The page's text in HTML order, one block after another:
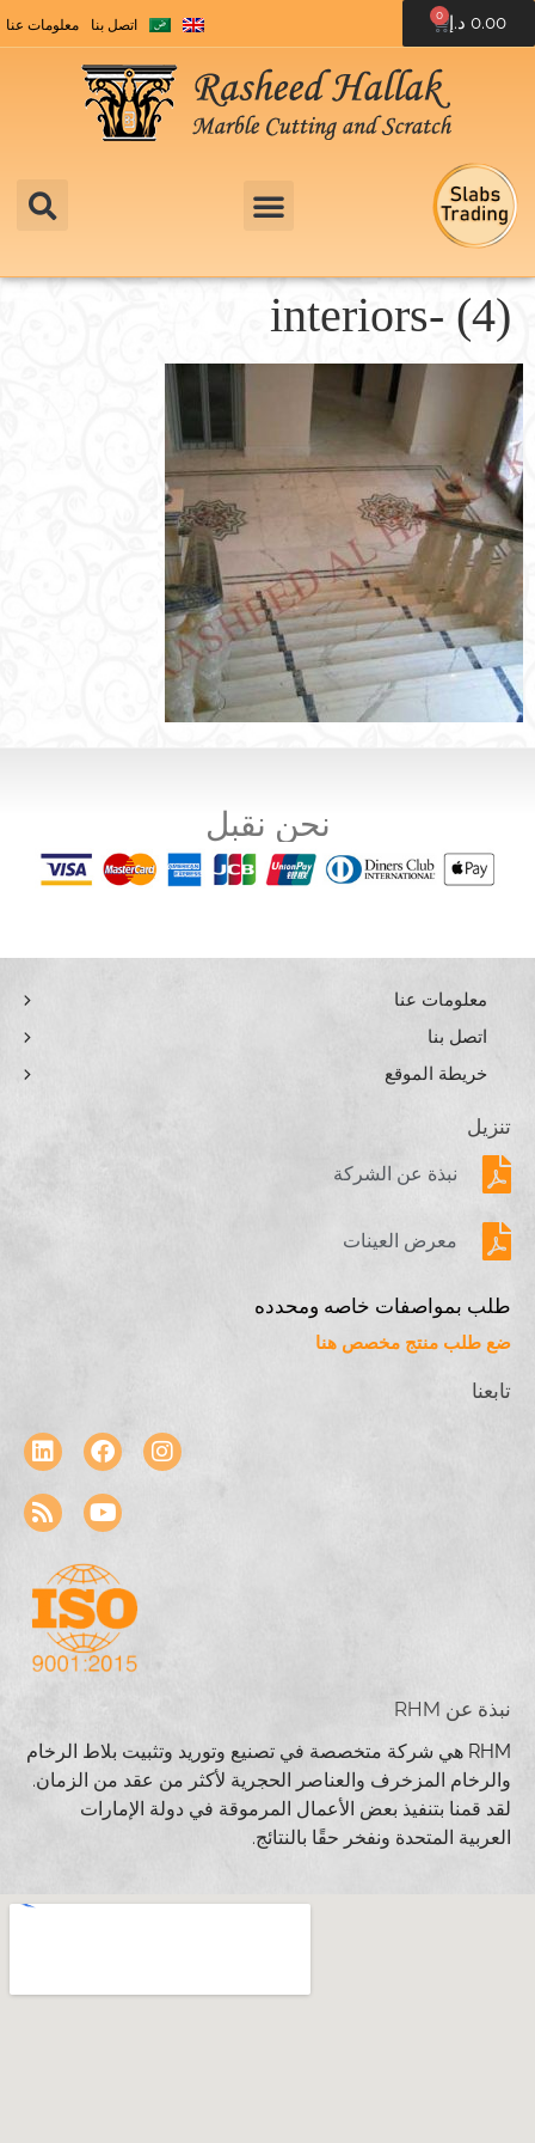
0.00 د.إ 0
اتصل بنا معلومات عنا
interiors- (4)
نحن نقبل
معلومات عنا
اتصل بنا
خريطة الموقع
تنزيل
نبذة عن الشركة
معرض العينات
طلب بمواصفات خاصه ومحدده
ضع طلب منتج مخصص هنا
تابعنا
نبذة عن RHM
RHM هي شركة متخصصة في تصنيع وتوريد وتثبيت بلاط الرخام
والرخام المزخرف والعناصر الحجرية لأكثر من عقد من الزمان.
لقد قمنا بتنفيذ بعض الأعمال المرموقة في دولة الإمارات
العربية المتحدة ونفخر حقًا بالنتائج.